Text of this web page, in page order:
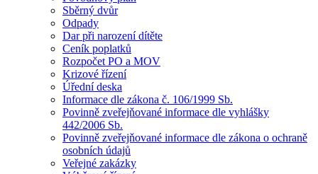
Sběrný dvůr
Odpady
Dar při narození dítěte
Ceník poplatků
Rozpočet PO a MOV
Krizové řízení
Úřední deska
Informace dle zákona č. 106/1999 Sb.
Povinně zveřejňované informace dle vyhlášky
442/2006 Sb.
Povinně zveřejňované informace dle zákona o ochraně
osobních údajů
Veřejné zakázky